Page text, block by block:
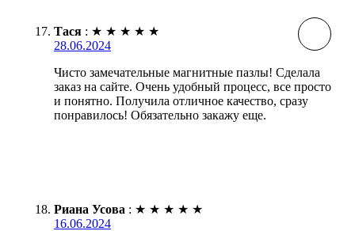
Тася : ★ ★ ★ ★ ★
28.06.2024
Чисто замечательные магнитные пазлы! Сделала
заказ на сайте. Очень удобный процесс, все просто
и понятно. Получила отличное качество, сразу
понравилось! Обязательно закажу еще.
Риана Усова : ★ ★ ★ ★ ★
16.06.2024